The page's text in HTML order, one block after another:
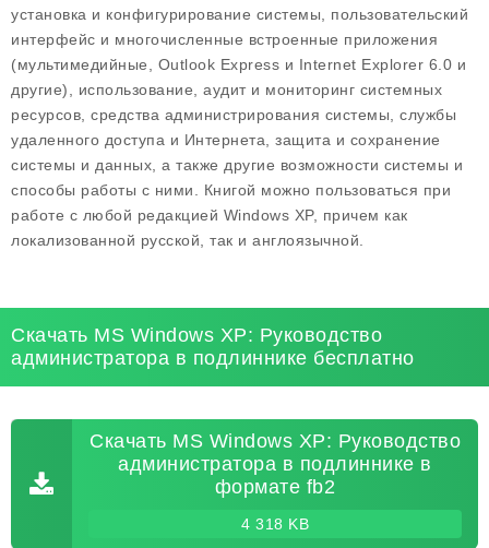
установка и конфигурирование системы, пользовательский
интерфейс и многочисленные встроенные приложения
(мультимедийные, Outlook Express и Internet Explorer 6.0 и
другие), использование, аудит и мониторинг системных
ресурсов, средства администрирования системы, службы
удаленного доступа и Интернета, защита и сохранение
системы и данных, а также другие возможности системы и
способы работы с ними. Книгой можно пользоваться при
работе с любой редакцией Windows XP, причем как
локализованной русской, так и англоязычной.
Скачать MS Windows XP: Руководство
администратора в подлиннике бесплатно
Скачать MS Windows XP: Руководство
администратора в подлиннике в
формате fb2
4 318 KB